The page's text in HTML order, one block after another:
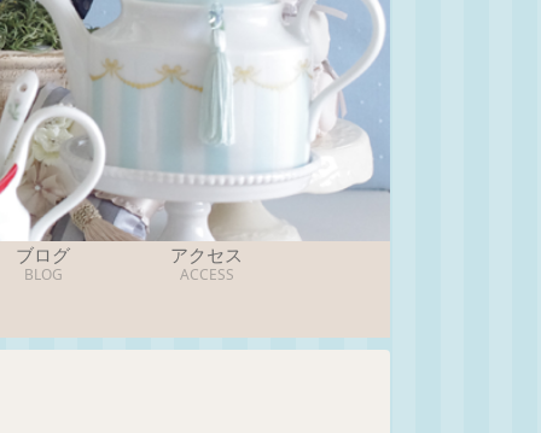
ブログ
BLOG
アクセス
ACCESS